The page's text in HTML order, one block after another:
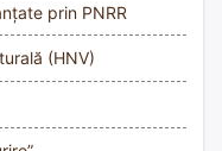
prin PNRR
(HNV)